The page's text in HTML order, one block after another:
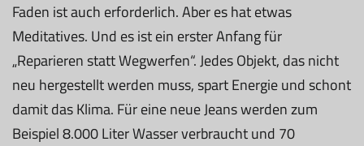
Faden ist auch erforderlich. Aber es hat etwas
Meditatives. Und es ist ein erster Anfang für
„Reparieren statt Wegwerfen“. Jedes Objekt, das nicht
neu hergestellt werden muss, spart Energie und schont
damit das Klima. Für eine neue Jeans werden zum
Beispiel 8.000 Liter Wasser verbraucht und 70